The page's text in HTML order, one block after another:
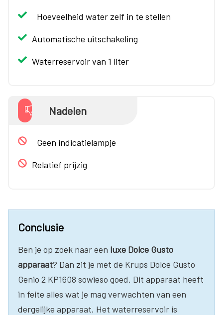
Hoeveelheid water zelf in te stellen
Automatische uitschakeling
Waterreservoir van 1 liter
Nadelen
Geen indicatielampje
Relatief prijzig
Conclusie
Ben je op zoek naar een luxe Dolce Gusto
apparaat? Dan zit je met de Krups Dolce Gusto
Genio 2 KP1608 sowieso goed. Dit apparaat heeft
in feite alles wat je mag verwachten van een
dergelijke apparaat. Het waterreservoir is